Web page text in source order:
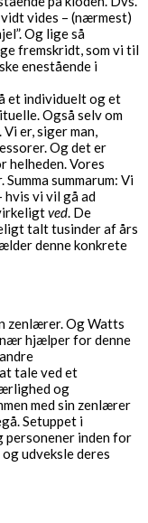
vidt vides – (nærmest)
Og lige så
fremskridt, som vi til
enestående i
et individuelt og et
Også selv om
er, siger man,
Og det er
Vores
summarum: Vi
hvis vi vil gå ad
ved. De
talt tusinder af års
denne konkrete
zenlærer. Og Watts
nær hjælper for denne
tale ved et
og
med sin zenlærer
Setuppet i
inden for
udveksle deres